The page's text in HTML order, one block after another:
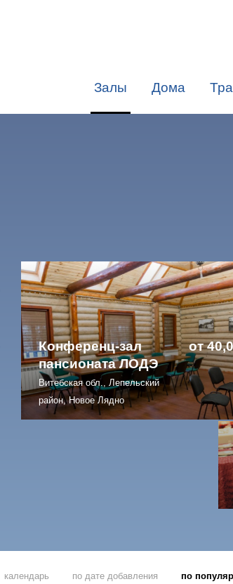
Залы Дома
Конференц-зал
пансионата ЛОДЭ
Витебская обл., Лепельский
район, Новое Лядно
от
календарь по дате добавления по